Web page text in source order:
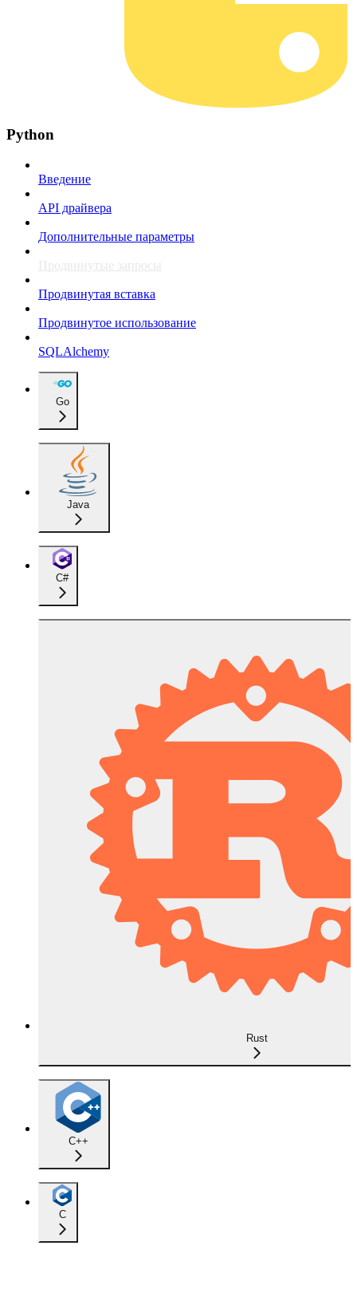
Python
Введение
API драйвера
Дополнительные параметры
Продвинутые запросы
Продвинутая вставка
Продвинутое использование
SQLAlchemy
Go
Java
C#
Rust
C++
C